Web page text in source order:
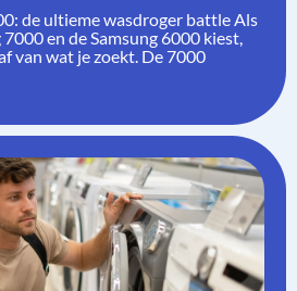
de ultieme wasdroger battle Als
7000 en de Samsung 6000 kiest,
van wat je zoekt. De 7000